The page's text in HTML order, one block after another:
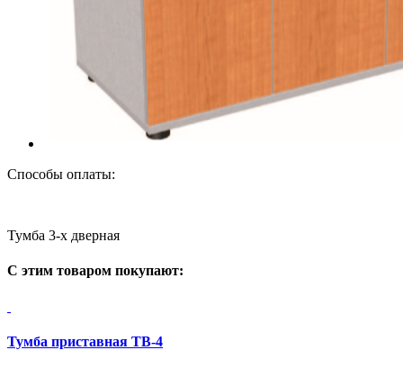
Способы оплаты:
Тумба 3-х дверная
С этим товаром покупают:
Тумба приставная ТВ-4